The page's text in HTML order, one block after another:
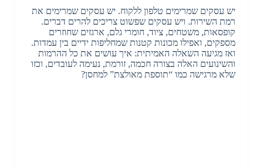
יש עסקים שמרימים טלפון ללקוח. יש עסקים שמרימים את
רמת השירות. ויש עסקים שפשוט צריכים להרים דברים.
קופסאות, משטחים, ציוד, חומרי גלם, ארגזים שחוזרים
מספקים, ואפילו מכונות קטנות שמחליפות ידיים בין עמדות.
ואז מגיעה השאלה האמיתית: איך עושים את כל ההרמות
והשינועים האלה בצורה חכמה, זורמת, נעימה לעובדים, וכזו
שלא מרגישה כמו “תוספת מאולצת” למחסן?